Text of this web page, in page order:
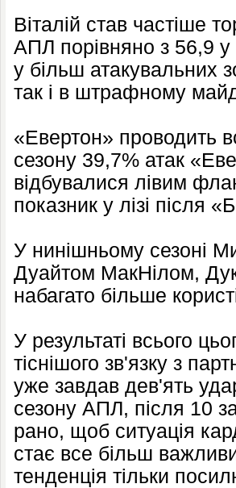
Віталій став частіше
АПЛ порівняно з 56,9 у
у більш атакувальних
так і в штрафному
«Евертон» проводить
сезону 39,7% атак
відбувалися лівим
показник у лізі після
У нинішньому сезоні
Дуайтом МакНілом,
набагато більше
У результаті всього
тіснішого зв'язку з
уже завдав дев'ять
сезону АПЛ, після 10
рано, щоб ситуація
стає все більш
тенденція тільки